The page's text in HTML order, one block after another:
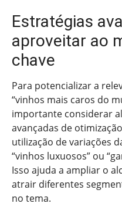
Estratégias
aproveitar ao
chave
Para potencializar a
“vinhos mais caros do
importante considerar
avançadas de
utilização de variações
“vinhos luxuosos” ou
Isso ajuda a ampliar o
atrair diferentes
no tema.